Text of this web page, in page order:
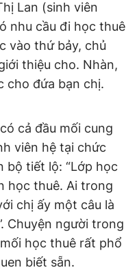
780 404
Tòa soạn Chính sách bảo
Lan (sinh viên
nhu cầu đi học thuê
vào thứ bảy, chủ
thiệu cho. Nhàn,
cho đứa bạn chị.
cả đầu mối cung
viên hệ tại chức
bộ tiết lộ: “Lớp học
học thuê. Ai trong
chị ấy một câu là
Chuyện người trong
học thuê rất phổ
biết sẵn.